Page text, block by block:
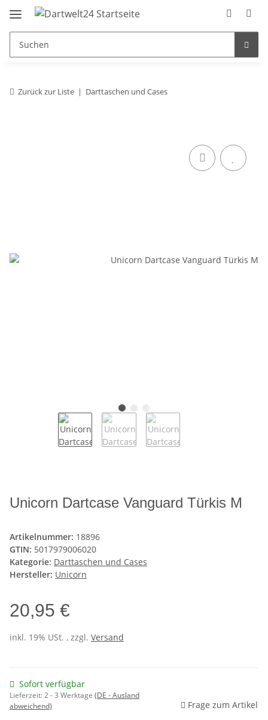
Zurück zur Liste Darttaschen und Cases
Unicorn Dartcase Vanguard Türkis M
Artikelnummer: 18896
GTIN: 5017979006020
Kategorie: Darttaschen und Cases
Hersteller: Unicorn
20,95 €
inkl. 19% USt. , zzgl. Versand
Sofort verfügbar
Lieferzeit:2 - 3 Werktage (DE - Ausland
abweichend)
Frage zum Artikel